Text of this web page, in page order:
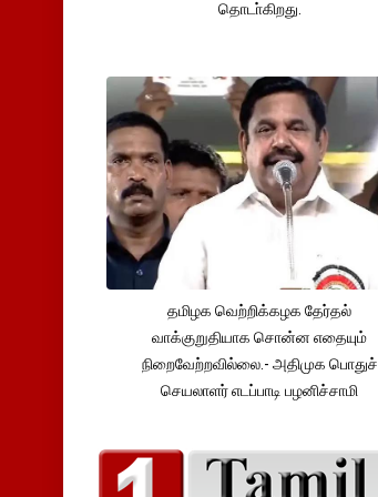
தொடா்கிறது.
தமிழக வெற்றிக்கழக தேர்தல்
வாக்குறுதியாக சொன்ன எதையும்
நிறைவேற்றவில்லை.- அதிமுக பொதுச்
செயலாளர் எடப்பாடி பழனிச்சாமி